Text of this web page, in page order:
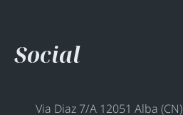
Social
Via Diaz 7/A 12051 Alba (CN)